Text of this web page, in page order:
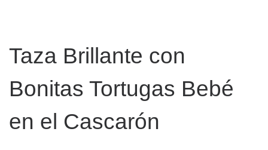
Taza Brillante con
Bonitas Tortugas Bebé
en el Cascarón